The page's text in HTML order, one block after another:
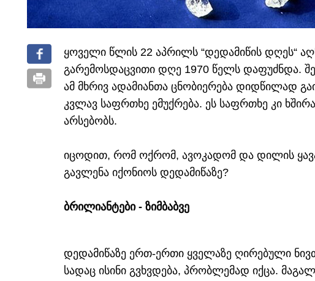
ყოველი წლის 22 აპრილს “დედამიწის დღეს“
გარემოსდაცვითი დღე 1970 წელს დაფუძნდა.
ამ მხრივ ადამიანთა ცნობიერება დიდწილად
კვლავ საფრთხე ემუქრება. ეს საფრთხე კი
არსებობს.
იცოდით, რომ ოქრომ, ავოკადომ და დილის
გავლენა იქონიოს დედამიწაზე?
ბრილიანტები - ზიმბაბვე
დედამიწაზე ერთ-ერთი ყველაზე ღირებული
სადაც ისინი გვხვდება, პრობლემად იქცა.